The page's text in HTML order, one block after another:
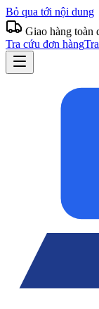
Bỏ qua tới nội dung
Giao hàng toàn
Tra cứu đơn hàng